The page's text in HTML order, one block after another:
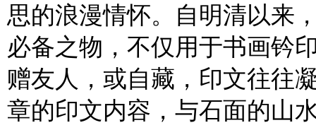
思的浪漫情怀。自明清以来
必备之物，不仅用于书画
赠友人，或自藏，印文往往
章的印文内容，与石面的山